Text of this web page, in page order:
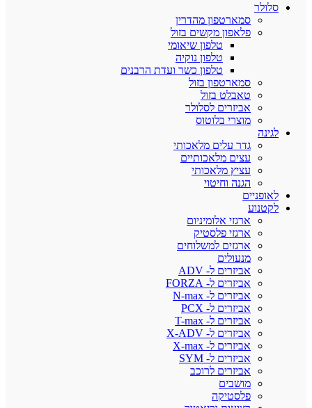
סלולר
סמארטפון מהדרין
פלאפון מקשים בזול
טלפון שיאומי
טלפון נוקיה
טלפון כשר ועדת הרבנים
סמארטפון בזול
טאבלט בזול
אביזרים לסלולר
מוצרי בלוטוס
לגינה
גדר עלים מלאכותי
עצים מלאכותיים
עציץ מלאכותי
הגנה וחיטוי
לאופניים
לקטנוע
ארגזי אלומיניום
ארגזי פלסטיק
ארגזים למשלוחים
מנעולים
אביזרים ל- ADV
אביזרים ל- FORZA
אביזרים ל- N-max
אביזרים ל- PCX
אביזרים ל- T-max
אביזרים ל- X-ADV
אביזרים ל- X-max
אביזרים ל- SYM
אביזרים לרוכב
מושבים
פלסטיקה